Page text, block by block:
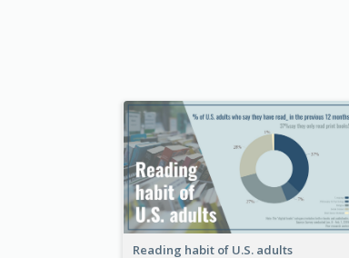
Reading habit of U.S. adults